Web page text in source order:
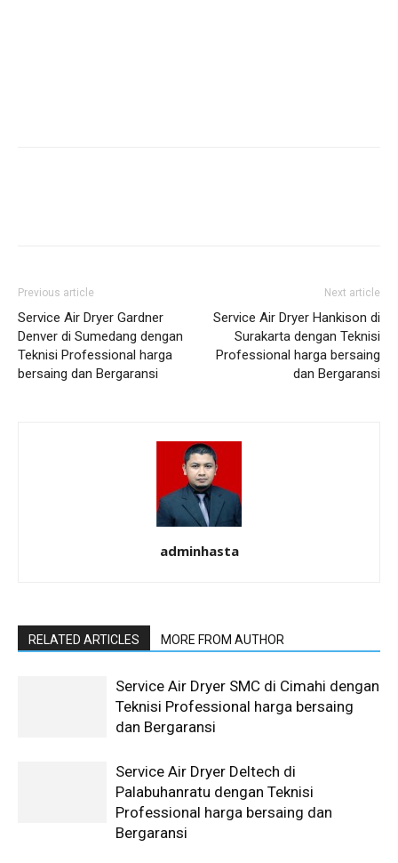
Previous article
Service Air Dryer Gardner
Denver di Sumedang dengan
Teknisi Professional harga
bersaing dan Bergaransi
Next article
Service Air Dryer Hankison di
Surakarta dengan Teknisi
Professional harga bersaing
dan Bergaransi
adminhasta
RELATED ARTICLES MORE FROM AUTHOR
Service Air Dryer SMC di Cimahi dengan
Teknisi Professional harga bersaing
dan Bergaransi
Service Air Dryer Deltech di
Palabuhanratu dengan Teknisi
Professional harga bersaing dan
Bergaransi